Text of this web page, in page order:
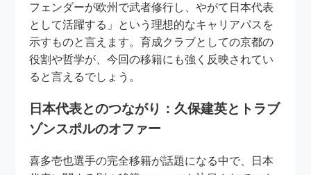
フェンダーが欧州で武者修行し、やがて日本代表
として活躍する」という理想的なキャリアパスを
示すものと言えます。育成クラブとしての京都の
役割や哲学が、今回の移籍にも強く反映されてい
ると言えるでしょう。
日本代表とのつながり：久保建英とトラブ
ゾンスポルのオファー
喜多壱也選手の完全移籍が話題になる中で、日本